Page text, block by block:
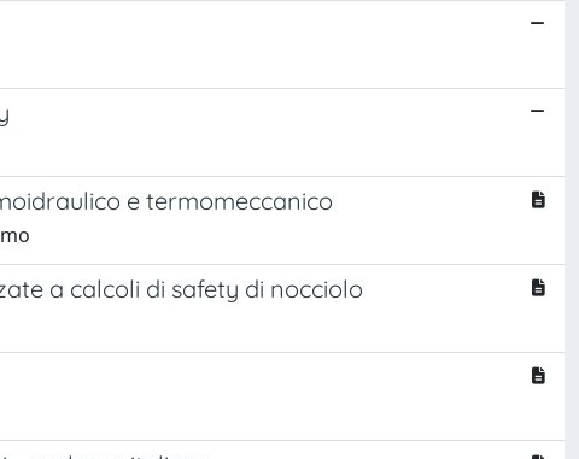
e termomeccanico
a calcoli di safety di nocciolo